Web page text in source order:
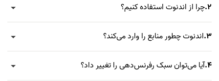
2.چرا از اندنوت استفاده کنیم؟
3. اندنوت چطور منابع را وارد می‌کند؟
4.آیا می‌توان سبک رفرنس‌دهی را تغییر داد؟